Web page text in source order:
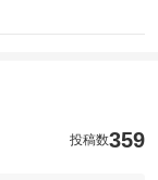
投稿数359